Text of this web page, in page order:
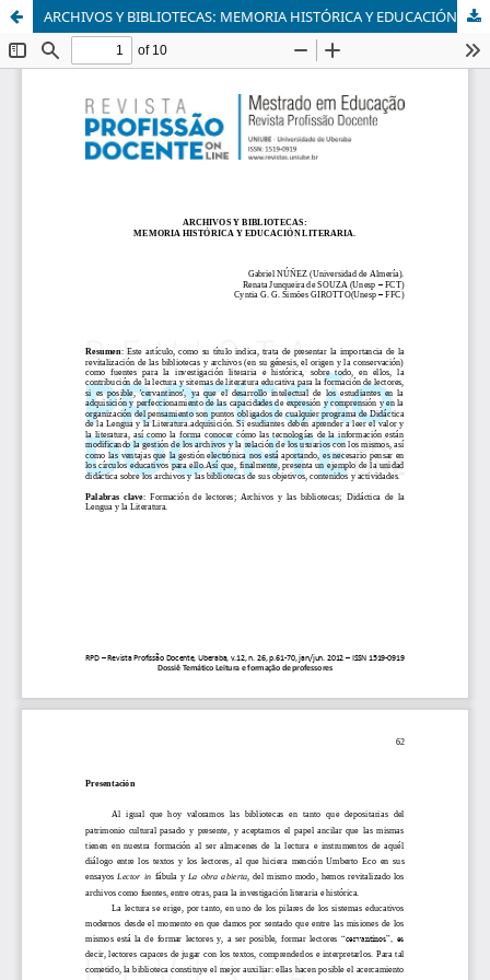
ARCHIVOS Y BIBLIOTECAS: MEMORIA HISTÓRICA Y EDUCACIÓN LITERARIA